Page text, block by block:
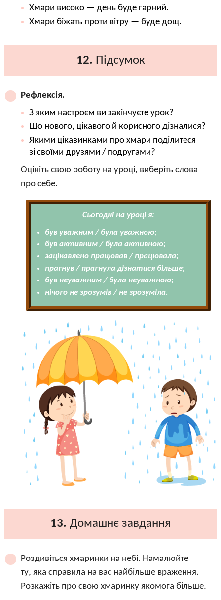
Хмари високо — день буде гарний.
Хмари біжать проти вітру — буде дощ.
12. Підсумок
Рефлексія.
З яким настроєм ви закінчуєте урок?
Що нового, цікавого й корисного дізналися?
Якими цікавинками про хмари поділитеся
зі своїми друзями / подругами?
Оцініть свою роботу на уроці, виберіть слова
про себе.
Сьогодні на уроці я:
був уважним / була уважною;
був активним / була активною;
зацікавлено працював / працювала;
прагнув / прагнула дізнатися більше;
був неуважним / була неуважною;
нічого не зрозумів / не зрозуміла.
13. Домашнє завдання
Роздивіться хмаринки на небі. Намалюйте
ту, яка справила на вас найбільше враження.
Розкажіть про свою хмаринку якомога більше.